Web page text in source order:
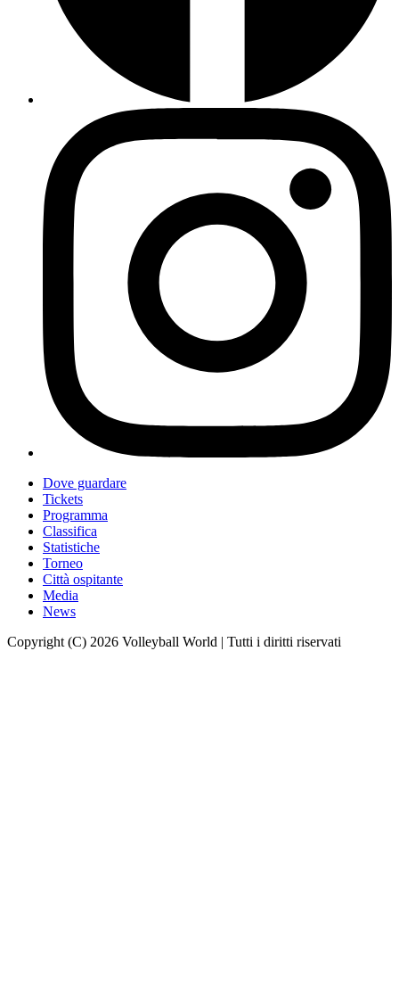
Dove guardare
Tickets
Programma
Classifica
Statistiche
Torneo
Città ospitante
Media
News
Copyright (C) 2026 Volleyball World | Tutti i diritti riservati